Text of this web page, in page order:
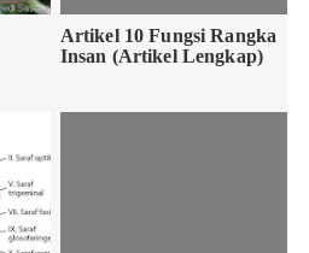
Artikel 10 Fungsi Rangka
Insan (Artikel Lengkap)